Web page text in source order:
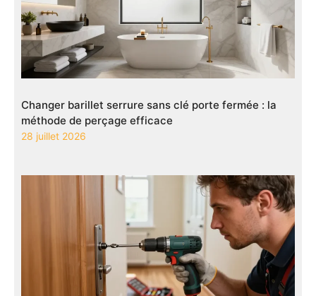
Changer barillet serrure sans clé porte fermée : la
méthode de perçage efficace
28 juillet 2026